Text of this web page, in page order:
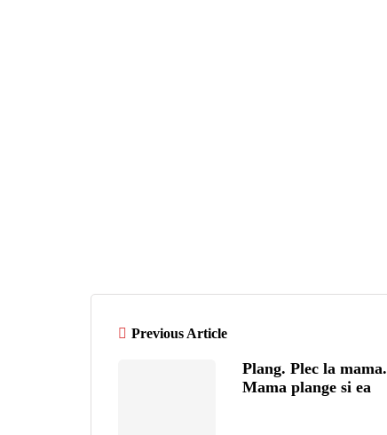
Previous Article
Plang. Plec la mama.
Mama plange si ea